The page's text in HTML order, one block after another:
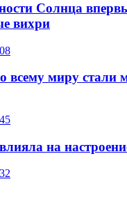
Солнца
вихри
всему миру стали
на